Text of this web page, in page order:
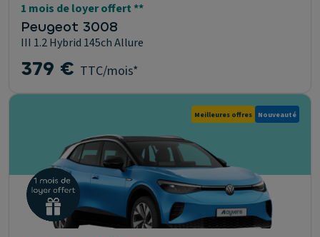
1 mois de loyer offert **
Peugeot 3008
III 1.2 Hybrid 145ch Allure
379 € TTC/mois*
Meilleures offres Nouveauté